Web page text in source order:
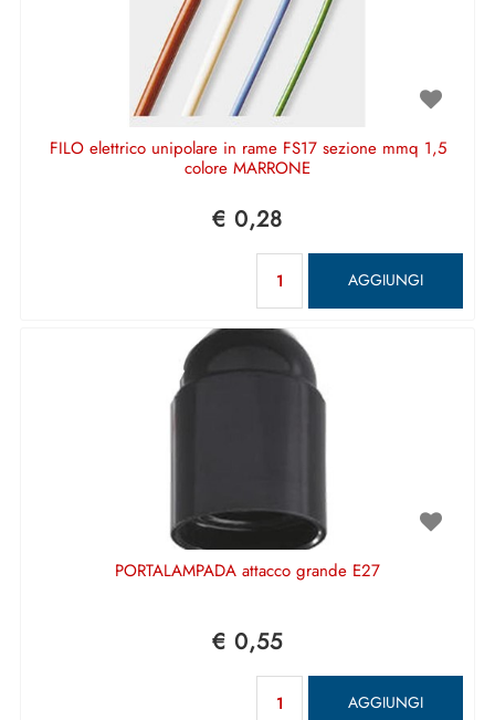
FILO elettrico unipolare in rame FS17 sezione mmq 1,5
colore MARRONE
€ 0,28
AGGIUNGI
PORTALAMPADA attacco grande E27
€ 0,55
AGGIUNGI